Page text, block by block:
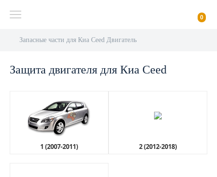
0
Запасные части для Киа Ceed Двигатель
Защита двигателя для Киа Ceed
1 (2007-2011) 2 (2012-2018)